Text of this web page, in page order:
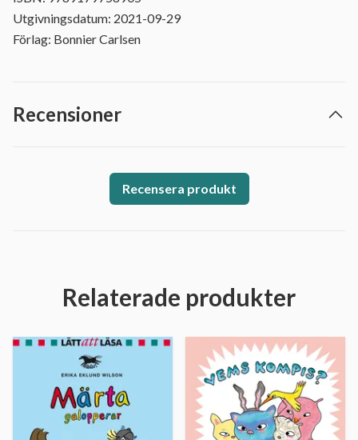
Utgivningsdatum: 2021-09-29
Förlag: Bonnier Carlsen
Recensioner
Recensera produkt
Relaterade produkter